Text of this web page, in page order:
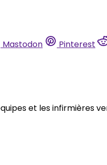
Mastodon Pinterest
et les infirmières